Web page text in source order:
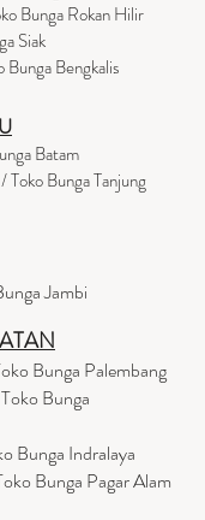
Bunga Rokan Hilir
Siak
Bengkalis
Batam
Toko Bunga Tanjung
Jambi
Bunga Palembang
Bunga
Bunga Indralaya
Bunga Pagar Alam